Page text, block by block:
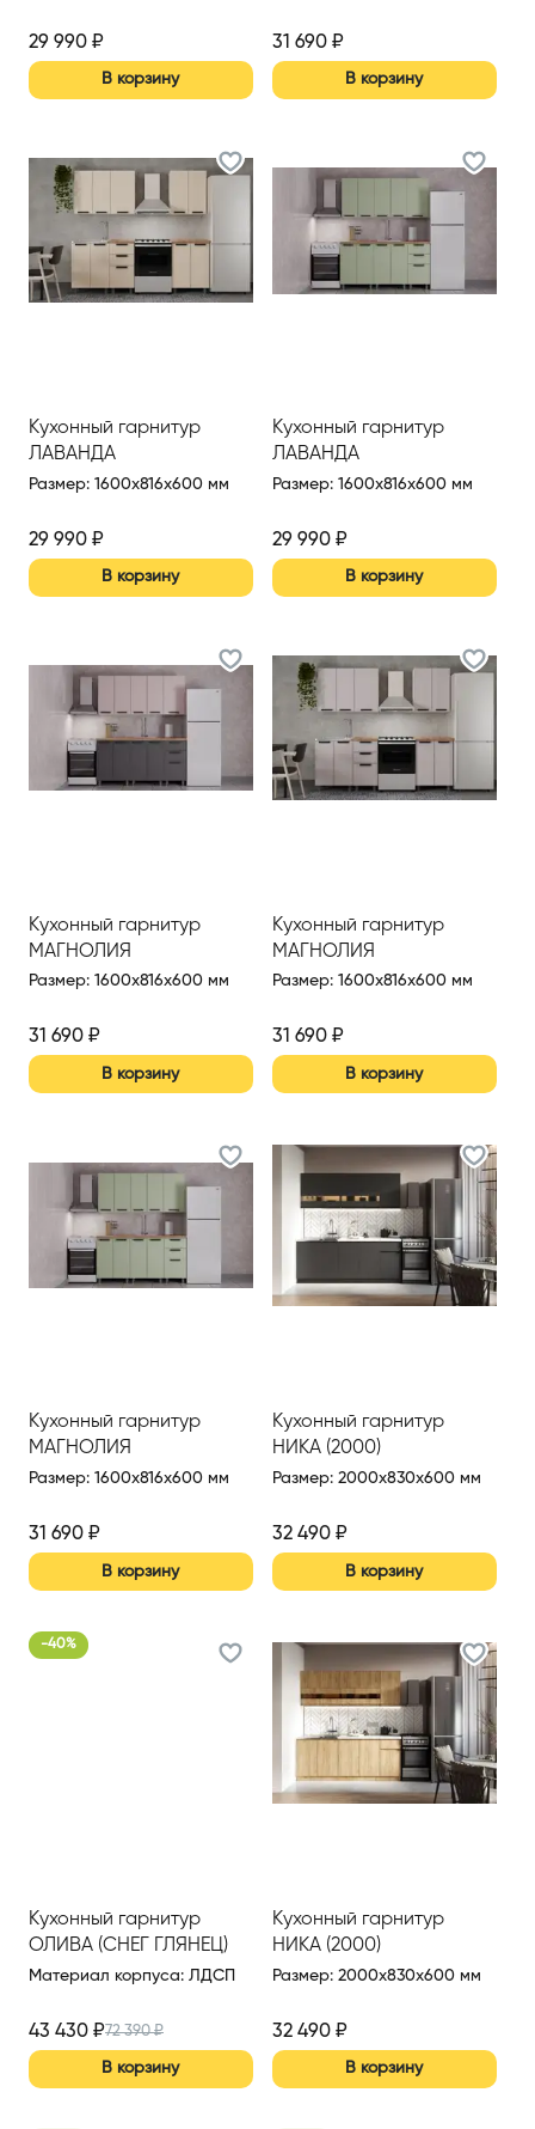
29 990 ₽
В корзину
31 690₽
В корзину
Кухонный гарнитур
ЛАВАНДА
Размер: 1600x816x600 мм
29 990 ₽
В корзину
Кухонный гарнитур
ЛАВАНДА
Размер: 1600x816x600 мм
29 990₽
В корзину
Кухонный гарнитур
МАГНОЛИЯ
Размер: 1600x816x600 мм
31 690 ₽
В корзину
Кухонный гарнитур
МАГНОЛИЯ
Размер: 1600x816x600 мм
31 690₽
В корзину
Кухонный гарнитур
МАГНОЛИЯ
Размер: 1600x816x600 мм
31 690 ₽
В корзину
Кухонный гарнитур
НИКА (2000)
Размер: 2000x830x600 мм
32 490₽
В корзину
-40%
Кухонный гарнитур
ОЛИВА (СНЕГ ГЛЯНЕЦ)
2200 ММ (ВАР.2/1)
Материал корпуса: ЛДСП
43 430 ₽72 390₽
В корзину
Кухонный гарнитур
НИКА (2000)
Размер: 2000x830x600 мм
32 490₽
В корзину